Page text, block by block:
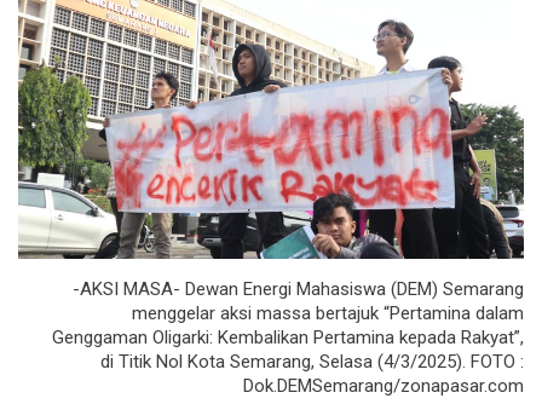
-AKSI MASA- Dewan Energi Mahasiswa (DEM) Semarang
menggelar aksi massa bertajuk “Pertamina dalam
Genggaman Oligarki: Kembalikan Pertamina kepada Rakyat”,
di Titik Nol Kota Semarang, Selasa (4/3/2025). FOTO :
Dok.DEMSemarang/zonapasar.com